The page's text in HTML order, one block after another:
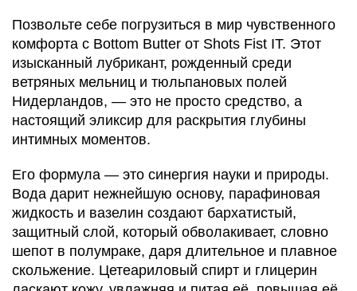
Позвольте себе погрузиться в мир чувственного
комфорта с Bottom Butter от Shots Fist IT. Этот
изысканный лубрикант, рожденный среди
ветряных мельниц и тюльпановых полей
Нидерландов, — это не просто средство, а
настоящий эликсир для раскрытия глубины
интимных моментов.
Его формула — это синергия науки и природы.
Вода дарит нежнейшую основу, парафиновая
жидкость и вазелин создают бархатистый,
защитный слой, который обволакивает, словно
шепот в полумраке, даря длительное и плавное
скольжение. Цетеариловый спирт и глицерин